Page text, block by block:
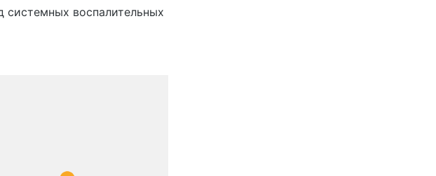
системных воспалительных